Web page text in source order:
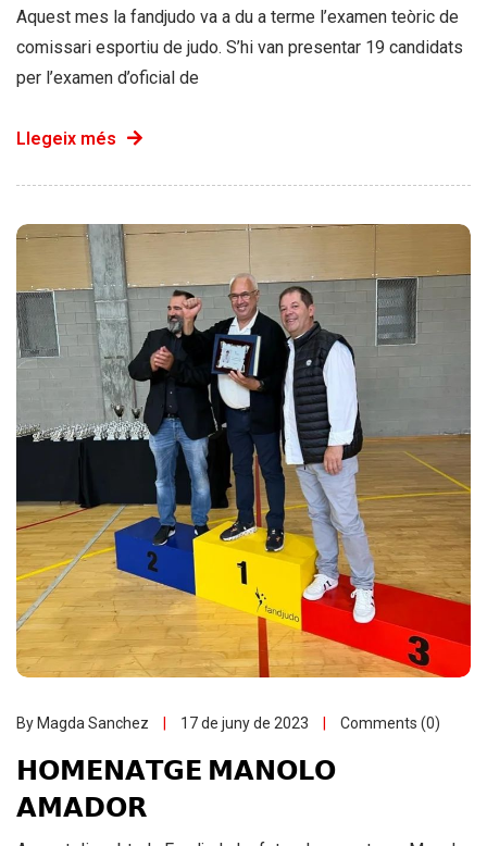
Aquest mes la fandjudo va a du a terme l’examen teòric de
comissari esportiu de judo. S’hi van presentar 19 candidats
per l’examen d’oficial de
Llegeix més
By Magda Sanchez 17 de juny de 2023 Comments (0)
𝗛𝗢𝗠𝗘𝗡𝗔𝗧𝗚𝗘 𝗠𝗔𝗡𝗢𝗟𝗢
𝗔𝗠𝗔𝗗𝗢𝗥